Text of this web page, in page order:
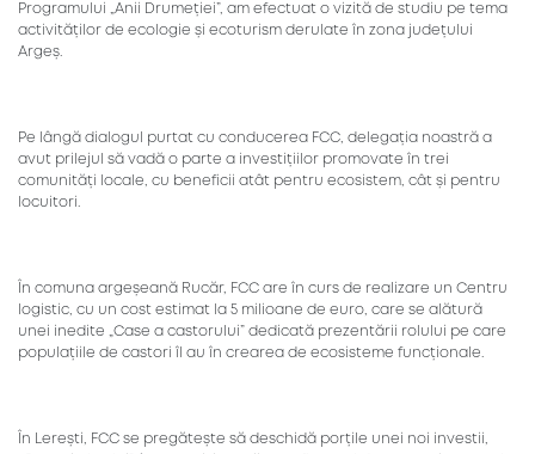
Programului „Anii Drumeției”, am efectuat o vizită de studiu pe tema
activităților de ecologie și ecoturism derulate în zona județului
Argeș.
Pe lângă dialogul purtat cu conducerea FCC, delegația noastră a
avut prilejul să vadă o parte a investițiilor promovate în trei
comunități locale, cu beneficii atât pentru ecosistem, cât și pentru
locuitori.
În comuna argeșeană Rucăr, FCC are în curs de realizare un Centru
logistic, cu un cost estimat la 5 milioane de euro, care se alătură
unei inedite „Case a castorului” dedicată prezentării rolului pe care
populațiile de castori îl au în crearea de ecosisteme funcționale.
În Lerești, FCC se pregătește să deschidă porțile unei noi investii,